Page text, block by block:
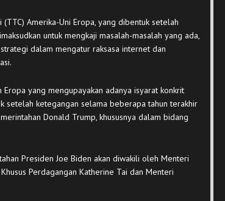
Amerika-Uni Eropa, yang dibentuk setelah
untuk mengkaji masalah-masalah yang ada,
dalam mengatur raksasa internet dan
yang mengupayakan adanya isyarat konkrit
setelah ketegangan selama beberapa tahun terakhir
Donald Trump, khususnya dalam bidang
Presiden Joe Biden akan diwakili oleh Menteri
Perdagangan Katherine Tai dan Menteri